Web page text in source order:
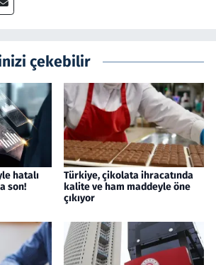
çekebilir
hatalı
son!
Türkiye, çikolata ihracatında
kalite ve ham maddeyle öne
çıkıyor